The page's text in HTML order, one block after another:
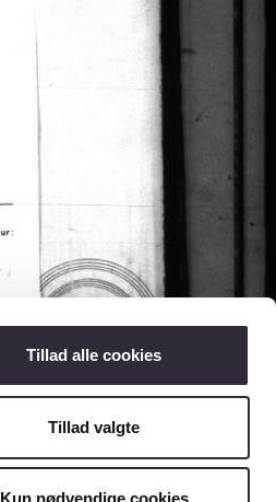
Tillad alle cookies
Tillad valgte
Kun nødvendige cookies